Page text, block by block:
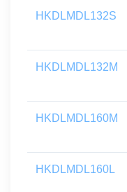
HKDLMDL132S
HKDLMDL132M
HKDLMDL160M
HKDLMDL160L